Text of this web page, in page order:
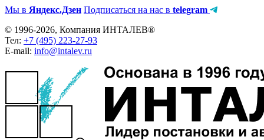
Мы в Яндекс.Дзен Подписаться на нас в telegram
© 1996-2026, Компания ИНТАЛЕВ®
Тел: +7 (495) 223-27-93
E-mail: info@intalev.ru